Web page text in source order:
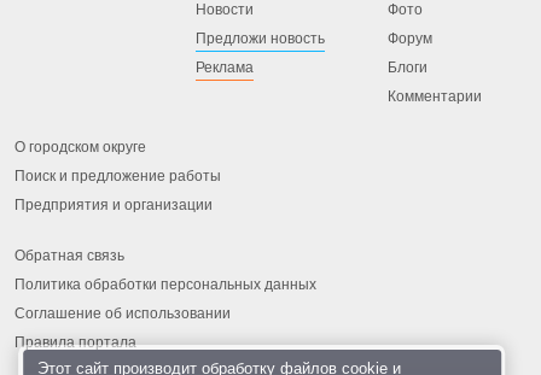
Новости
Предложи новость
Реклама
Фото
Форум
Блоги
Комментарии
О городском округе
Поиск и предложение работы
Предприятия и организации
Обратная связь
Политика обработки персональных данных
Соглашение об использовании
Правила портала
Этот сайт производит обработку файлов cookieи